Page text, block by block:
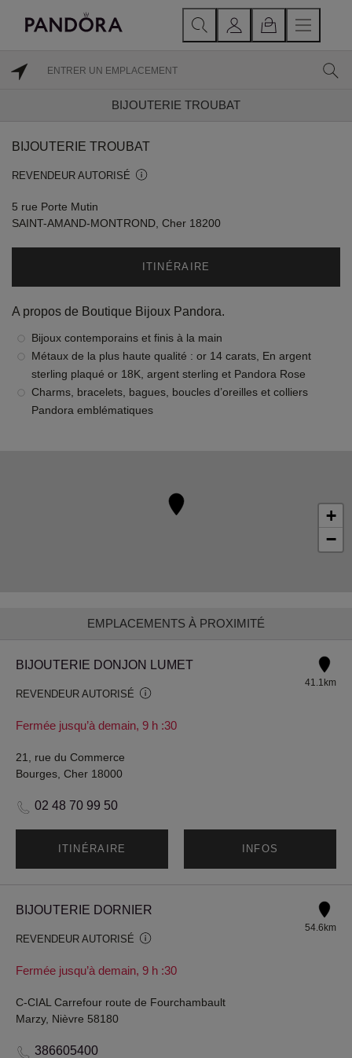
BIJOUTERIE TROUBAT
BIJOUTERIE TROUBAT
REVENDEUR AUTORISÉ
5 rue Porte Mutin
SAINT-AMAND-MONTROND, Cher 18200
ITINÉRAIRE
A propos de Boutique Bijoux Pandora.
Bijoux contemporains et finis à la main
Métaux de la plus haute qualité : or 14 carats, En argent
sterling plaqué or 18K, argent sterling et Pandora Rose
Charms, bracelets, bagues, boucles d’oreilles et colliers
Pandora emblématiques
+
−
EMPLACEMENTS À PROXIMITÉ
BIJOUTERIE DONJON LUMET
REVENDEUR AUTORISÉ
Fermée jusqu’à demain, 9 h :30
41.1km
21, rue du Commerce
Bourges, Cher 18000
02 48 70 99 50
ITINÉRAIRE INFOS
BIJOUTERIE DORNIER
REVENDEUR AUTORISÉ
Fermée jusqu’à demain, 9 h :30
54.6km
C-CIAL Carrefour route de Fourchambault
Marzy, Nièvre 58180
386605400